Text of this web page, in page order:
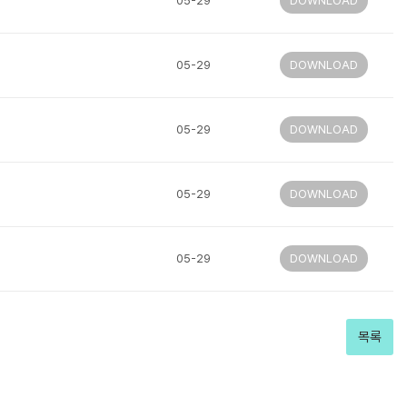
05-29 DOWNLOAD
05-29 DOWNLOAD
05-29 DOWNLOAD
05-29 DOWNLOAD
목록